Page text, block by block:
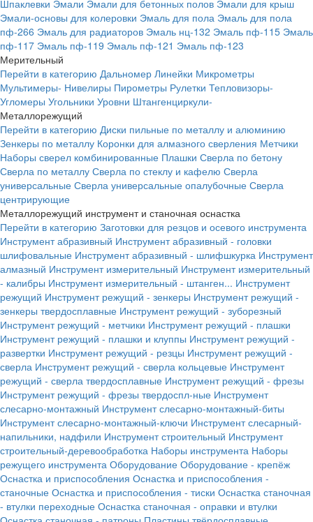
Шпаклевки Эмали Эмали для бетонных полов Эмали для крыш
Эмали-основы для колеровки Эмаль для пола Эмаль для пола
пф-266 Эмаль для радиаторов Эмаль нц-132 Эмаль пф-115 Эмаль
пф-117 Эмаль пф-119 Эмаль пф-121 Эмаль пф-123
Мерительный
Перейти в категорию Дальномер Линейки Микрометры
Мультимеры- Нивелиры Пирометры Рулетки Тепловизоры-
Угломеры Угольники Уровни Штангенциркули-
Металлорежущий
Перейти в категорию Диски пильные по металлу и алюминию
Зенкеры по металлу Коронки для алмазного сверления Метчики
Наборы сверел комбинированные Плашки Сверла по бетону
Сверла по металлу Сверла по стеклу и кафелю Сверла
универсальные Сверла универсальные опалубочные Сверла
центрирующие
Металлорежущий инструмент и станочная оснастка
Перейти в категорию Заготовки для резцов и осевого инструмента
Инструмент абразивный Инструмент абразивный - головки
шлифовальные Инструмент абразивный - шлифшкурка Инструмент
алмазный Инструмент измерительный Инструмент измерительный
- калибры Инструмент измерительный - штанген... Инструмент
режущий Инструмент режущий - зенкеры Инструмент режущий -
зенкеры твердосплавные Инструмент режущий - зуборезный
Инструмент режущий - метчики Инструмент режущий - плашки
Инструмент режущий - плашки и клуппы Инструмент режущий -
развертки Инструмент режущий - резцы Инструмент режущий -
сверла Инструмент режущий - сверла кольцевые Инструмент
режущий - сверла твердосплавные Инструмент режущий - фрезы
Инструмент режущий - фрезы твердоспл-ные Инструмент
слесарно-монтажный Инструмент слесарно-монтажный-биты
Инструмент слесарно-монтажный-ключи Инструмент слесарный-
напильники, надфили Инструмент строительный Инструмент
строительный-деревообработка Наборы инструмента Наборы
режущего инструмента Оборудование Оборудование - крепёж
Оснастка и приспособления Оснастка и приспособления -
станочные Оснастка и приспособления - тиски Оснастка станочная
- втулки переходные Оснастка станочная - оправки и втулки